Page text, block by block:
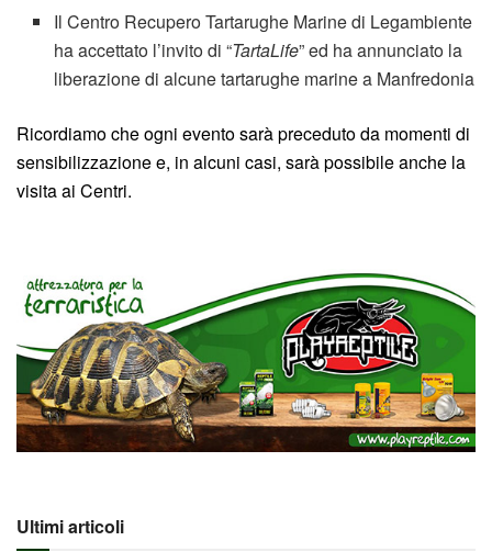
Il Centro Recupero Tartarughe Marine di Legambiente
ha accettato l’invito di “TartaLife” ed ha annunciato la
liberazione di alcune tartarughe marine a Manfredonia
Ricordiamo che ogni evento sarà preceduto da momenti di
sensibilizzazione e, in alcuni casi, sarà possibile anche la
visita ai Centri.
Ultimi articoli